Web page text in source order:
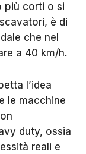
più corti o si
è di
che nel
a 40 km/h.
l’idea
le macchine
duty, ossia
reali e